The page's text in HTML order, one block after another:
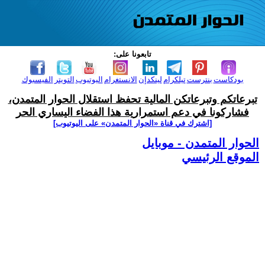
تابعونا على:
الفيسبوك التويتر اليوتيوب الانستغرام لينكدإن تيلكرامبنترست بودكاست
تبرعاتكم وتبرعاتكن المالية تحفظ استقلال الحوار المتمدن،
فشاركونا في دعم استمرارية هذا الفضاء اليساري الحر
[اشترك في قناة ‫«الحوار المتمدن» على اليوتيوب]
الحوار المتمدن - موبايل
الموقع الرئيسي